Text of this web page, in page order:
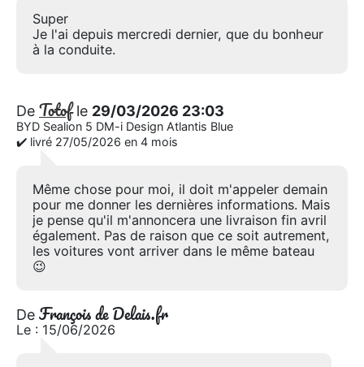
Super
Je l'ai depuis mercredi dernier, que du bonheur
à la conduite.
De Totofle 29/03/2026 23:03
BYD Sealion 5 DM-i Design Atlantis Blue
✔️ livré 27/05/2026 en 4 mois
Même chose pour moi, il doit m'appeler demain
pour me donner les dernières informations. Mais
je pense qu'il m'annoncera une livraison fin avril
également. Pas de raison que ce soit autrement,
les voitures vont arriver dans le même bateau
😉
De François de Delais.fr
Le : 15/06/2026